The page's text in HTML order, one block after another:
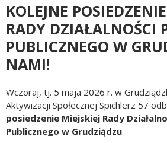
KOLEJNE
RADY DZIAŁALNOŚCI
PUBLICZNEGO W
NAMI!
Wczoraj, tj. 5 maja 2026 r. w
Aktywizacji Społecznej Spichlerz 57
posiedzenie Miejskiej Rady
Publicznego w Grudziądzu.